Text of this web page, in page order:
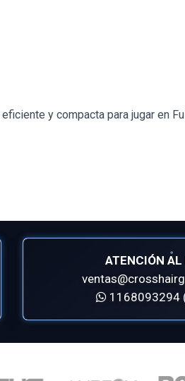
y compacta para jugar
ATENCIÓN
1168093294